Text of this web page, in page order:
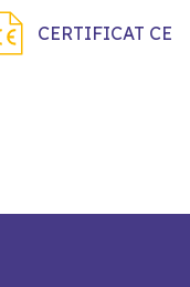
CERTIFICAT CE